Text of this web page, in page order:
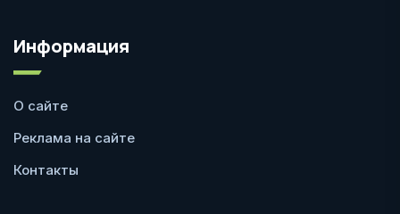
Информация
О сайте
Реклама на сайте
Контакты